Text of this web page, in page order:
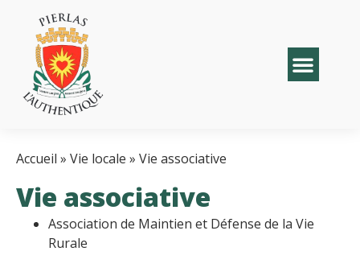
Accueil » Vie locale » Vie associative
Vie associative
Association de Maintien et Défense de la Vie
Rurale